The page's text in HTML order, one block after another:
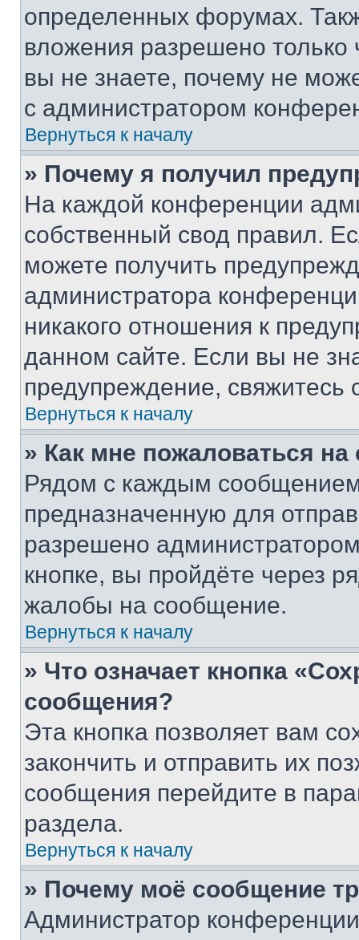
определенных форумах.
вложения разрешено
вы не знаете, почему не
с администратором
Вернуться к началу
» Почему я получил
На каждой конференции
собственный свод правил.
можете получить
администратора
никакого отношения к
данном сайте. Если вы не
предупреждение,
Вернуться к началу
» Как мне пожаловаться
Рядом с каждым сообщением
предназначенную для
разрешено
кнопке, вы пройдёте через
жалобы на сообщение.
Вернуться к началу
» Что означает кнопка
сообщения?
Эта кнопка позволяет вам
закончить и отправить их
сообщения перейдите в
раздела.
Вернуться к началу
» Почему моё сообщение
Администратор